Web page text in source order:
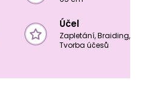
Účel
Zapletání, Braiding,
Tvorba účesů